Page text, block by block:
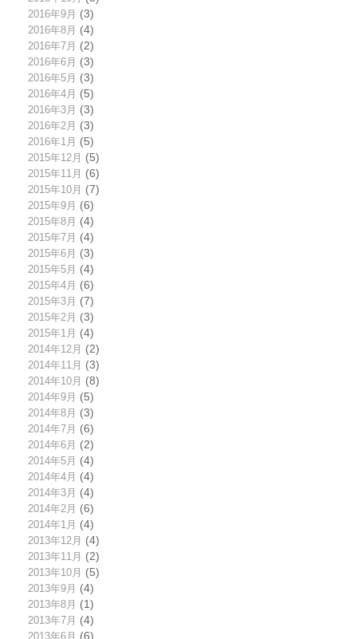
2016年9月 (3)
2016年8月 (4)
2016年7月 (2)
2016年6月 (3)
2016年5月 (3)
2016年4月 (5)
2016年3月 (3)
2016年2月 (3)
2016年1月 (5)
2015年12月 (5)
2015年11月 (6)
2015年10月 (7)
2015年9月 (6)
2015年8月 (4)
2015年7月 (4)
2015年6月 (3)
2015年5月 (4)
2015年4月 (6)
2015年3月 (7)
2015年2月 (3)
2015年1月 (4)
2014年12月 (2)
2014年11月 (3)
2014年10月 (8)
2014年9月 (5)
2014年8月 (3)
2014年7月 (6)
2014年6月 (2)
2014年5月 (4)
2014年4月 (4)
2014年3月 (4)
2014年2月 (6)
2014年1月 (4)
2013年12月 (4)
2013年11月 (2)
2013年10月 (5)
2013年9月 (4)
2013年8月 (1)
2013年7月 (4)
2013年6月 (6)